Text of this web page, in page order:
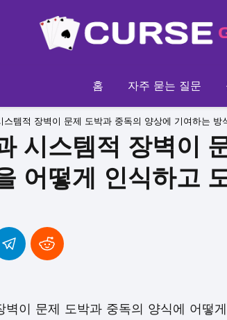
홈 자주 묻는 질문
스템적 장벽이 문제 도박과 중독의 양상에 기여하는
시스템적 장벽이
어떻게 인식하고
벽이 문제 도박과 중독의 양식에 어떻